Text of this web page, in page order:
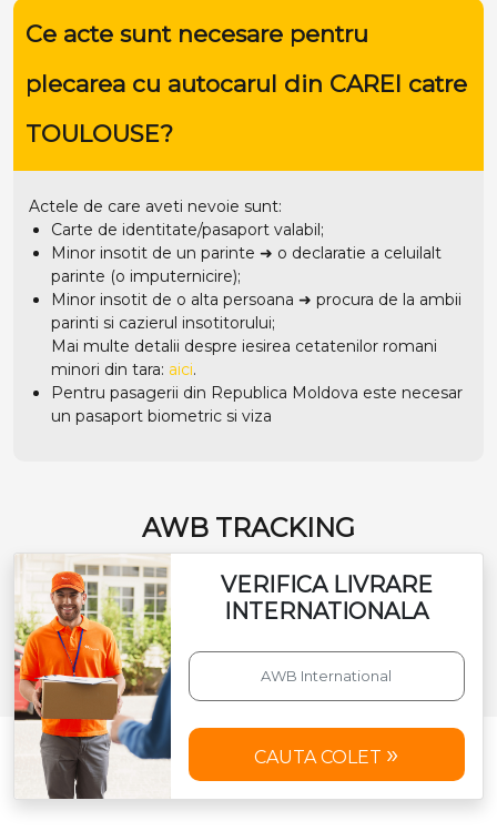
Ce acte sunt necesare pentru
plecarea cu autocarul din CAREI catre
TOULOUSE?
Actele de care aveti nevoie sunt:
Carte de identitate/pasaport valabil;
Minor insotit de un parinte ➜ o declaratie a celuilalt
parinte (o imputernicire);
Minor insotit de o alta persoana ➜ procura de la ambii
parinti si cazierul insotitorului;
Mai multe detalii despre iesirea cetatenilor romani
minori din tara: aici.
Pentru pasagerii din Republica Moldova este necesar
un pasaport biometric si viza
AWB TRACKING
VERIFICA LIVRARE
INTERNATIONALA
CAUTA COLET